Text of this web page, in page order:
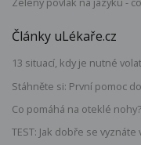
Články uLékaře.cz
13 situací, kdy je nutné
Stáhněte si: První pomoc
Co pomáhá na oteklé
TEST: Jak dobře se